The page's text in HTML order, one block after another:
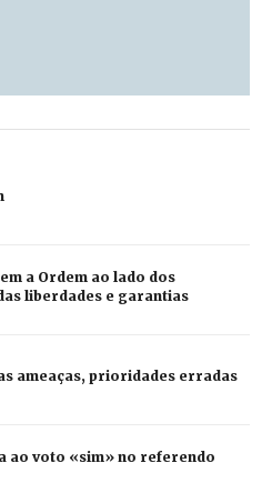
a Ordem ao lado dos
liberdades e garantias
ameaças, prioridades erradas
ao voto «sim» no referendo